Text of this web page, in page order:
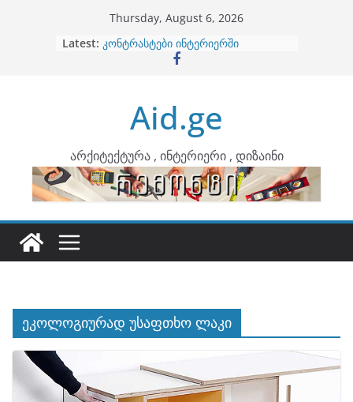
Thursday, August 6, 2026
Latest: ბინების გაერთიანება
კონტრასტები ინტერიერში
ინტერიერის დიზიანი
არტემიდი წარმოგიდგენთ
Aid.ge
არქიტექტურა , ინტერიერი , დიზაინი
ეკოლოგიურად უსაფთხო ლაკი